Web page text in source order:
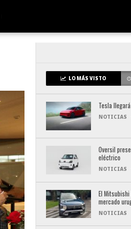
LO MÁS VISTO
Tesla
NOTICIAS
Oversil
eléctrico
NOTICIAS
El
mercado
NOTICIAS